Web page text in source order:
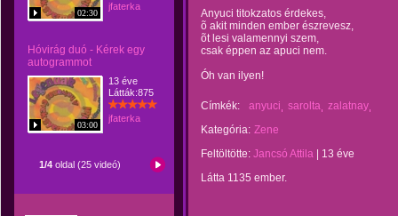
02:30
jfaterka
Hóvirág duó - Kérek egy
autogrammot
03:00
13 éve
Látták:875
jfaterka
1/4 oldal (25 videó)
Anyuci titokzatos érdekes,
õ akit minden ember észrevesz,
õt lesi valamennyi szem,
csak éppen az apuci nem.
Óh van ilyen!
Címkék: anyuci sarolta zalatnay
Kategória: Zene
Feltöltötte: Jancsó Attila
13 éve
Látta 1135 ember.